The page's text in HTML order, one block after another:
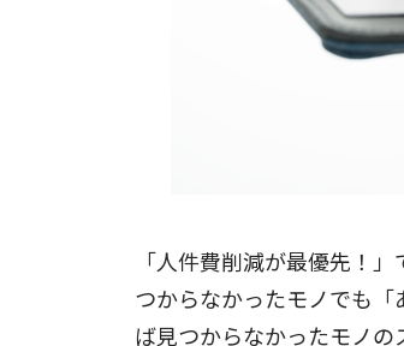
「人件費削減が最優先！
つからなかったモノでも
ば見つからなかったモノ